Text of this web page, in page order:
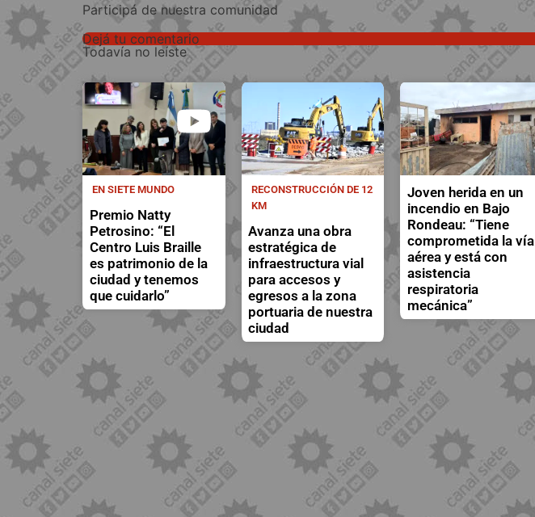
Participá de nuestra comunidad
Dejá tu comentario
Todavía no leíste
EN SIETE MUNDO
Premio Natty
Petrosino: “El
Centro Luis Braille
es patrimonio de la
ciudad y tenemos
que cuidarlo”
RECONSTRUCCIÓN DE 12
KM
Avanza una obra
estratégica de
infraestructura vial
para accesos y
egresos a la zona
portuaria de nuestra
ciudad
Joven herida en un
incendio en Bajo
Rondeau: “Tiene
comprometida la vía
aérea y está con
asistencia
respiratoria
mecánica”